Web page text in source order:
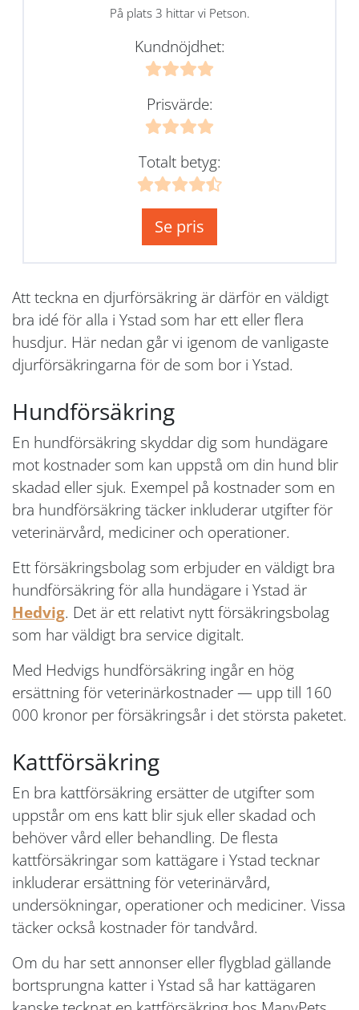
På plats 3 hittar vi Petson.
Kundnöjdhet:
Prisvärde:
Totalt betyg:
Se pris
Att teckna en djurförsäkring är därför en väldigt
bra idé för alla i Ystad som har ett eller flera
husdjur. Här nedan går vi igenom de vanligaste
djurförsäkringarna för de som bor i Ystad.
Hundförsäkring
En hundförsäkring skyddar dig som hundägare
mot kostnader som kan uppstå om din hund blir
skadad eller sjuk. Exempel på kostnader som en
bra hundförsäkring täcker inkluderar utgifter för
veterinärvård, mediciner och operationer.
Ett försäkringsbolag som erbjuder en väldigt bra
hundförsäkring för alla hundägare i Ystad är
Hedvig. Det är ett relativt nytt försäkringsbolag
som har väldigt bra service digitalt.
Med Hedvigs hundförsäkring ingår en hög
ersättning för veterinärkostnader — upp till 160
000 kronor per försäkringsår i det största paketet.
Kattförsäkring
En bra kattförsäkring ersätter de utgifter som
uppstår om ens katt blir sjuk eller skadad och
behöver vård eller behandling. De flesta
kattförsäkringar som kattägare i Ystad tecknar
inkluderar ersättning för veterinärvård,
undersökningar, operationer och mediciner. Vissa
täcker också kostnader för tandvård.
Om du har sett annonser eller flygblad gällande
bortsprungna katter i Ystad så har kattägaren